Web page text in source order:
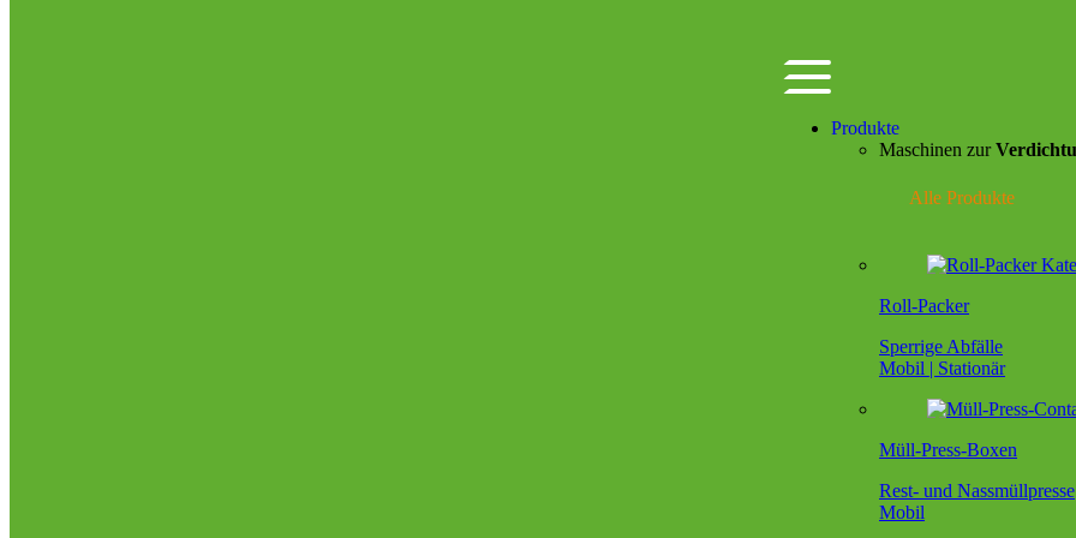
Produkte
Maschinen zur
Alle Produkte
Roll-Packer
Sperrige Abfälle
Mobil | Stationär
Müll-Press-Boxen
Rest- und Nassmüllpresse
Mobil